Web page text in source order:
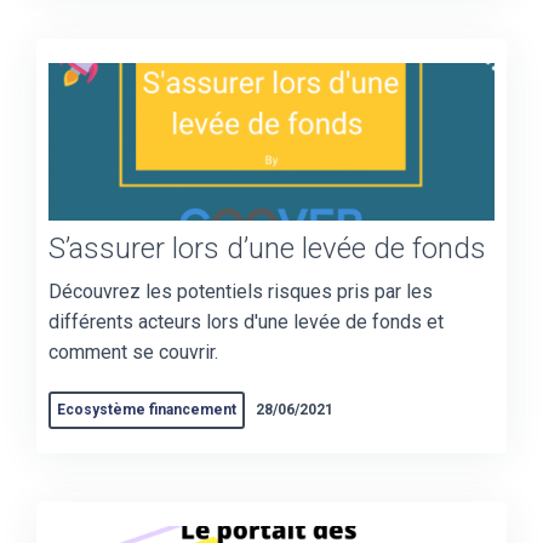
S’assurer lors d’une levée de fonds
Découvrez les potentiels risques pris par les
différents acteurs lors d'une levée de fonds et
comment se couvrir.
Ecosystème financement 28/06/2021